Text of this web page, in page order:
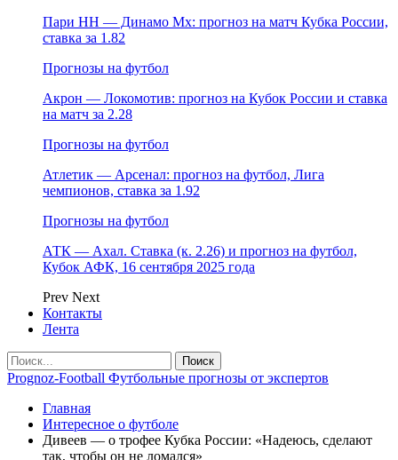
Пари НН — Динамо Мх: прогноз на матч Кубка России,
ставка за 1.82
Прогнозы на футбол
Акрон — Локомотив: прогноз на Кубок России и ставка
на матч за 2.28
Прогнозы на футбол
Атлетик — Арсенал: прогноз на футбол, Лига
чемпионов, ставка за 1.92
Прогнозы на футбол
АТК — Ахал. Ставка (к. 2.26) и прогноз на футбол,
Кубок АФК, 16 сентября 2025 года
Prev Next
Контакты
Лента
Prognoz-Football Футбольные прогнозы от экспертов
Главная
Интересное о футболе
Дивеев — о трофее Кубка России: «Надеюсь, сделают
так, чтобы он не ломался»